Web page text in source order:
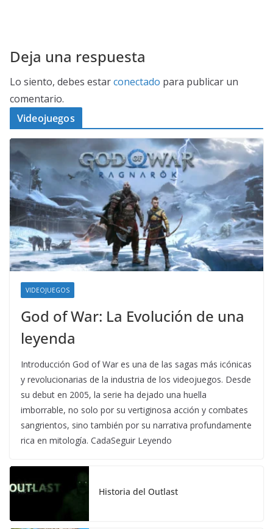
Deja una respuesta
Lo siento, debes estarconectado para publicar un
comentario.
Videojuegos
VIDEOJUEGOS
God of War: La Evolución de una
leyenda
Introducción God of War es una de las sagas más icónicas
y revolucionarias de la industria de los videojuegos. Desde
su debut en 2005, la serie ha dejado una huella
imborrable, no solo por su vertiginosa acción y combates
sangrientos, sino también por su narrativa profundamente
rica en mitología. CadaSeguir Leyendo
Historia del Outlast